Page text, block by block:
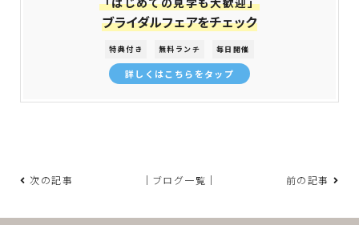
ブライダルフェアをチェック
特典付き 無料ランチ 毎日開催
詳しくはこちらをタップ
次の記事 ｜ブログ一覧｜ 前の記事